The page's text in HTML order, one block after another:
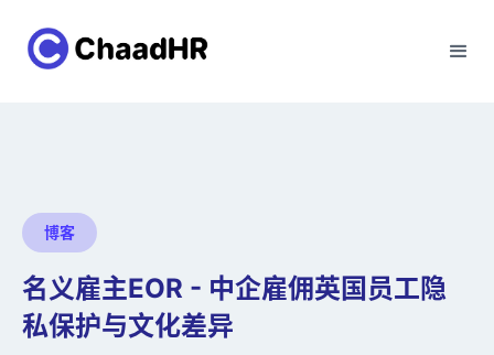
博客
名义雇主EOR - 中企雇佣英国员工隐
私保护与文化差异